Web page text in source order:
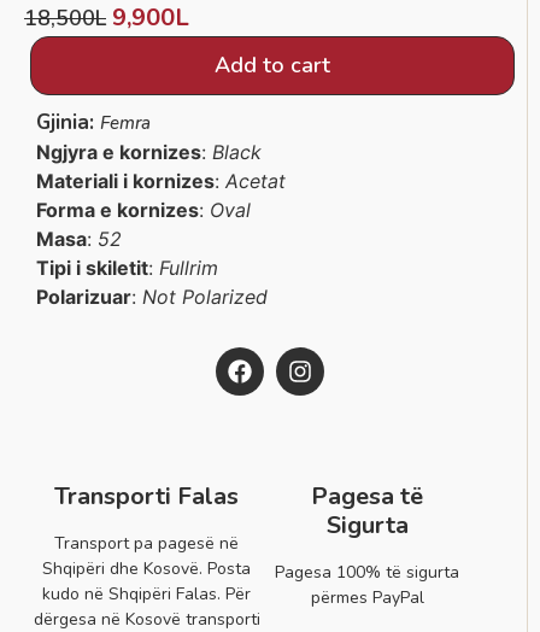
18,500L 9,900L
Add to cart
Gjinia: Femra
Ngjyra e kornizes: Black
Materiali i kornizes: Acetat
Forma e kornizes: Oval
Masa: 52
Tipi i skiletit: Fullrim
Polarizuar: Not Polarized
Transporti Falas
Transport pa pagesë në
Shqipëri dhe Kosovë. Posta
kudo në Shqipëri Falas. Për
dërgesa në Kosovë transporti
Pagesa të
Sigurta
Pagesa 100% të sigurta
përmes PayPal